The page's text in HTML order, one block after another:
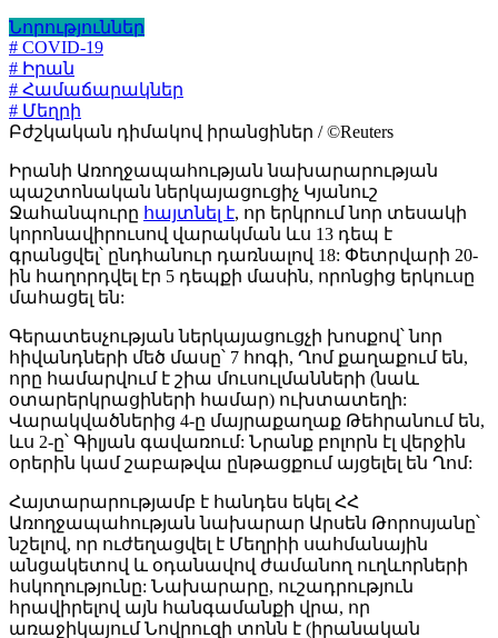
Նորություններ
# COVID-19
# Իրան
# Համաճարակներ
# Մեղրի
Բժշկական դիմակով իրանցիներ / ©Reuters
Իրանի Առողջապահության նախարարության
պաշտոնական ներկայացուցիչ Կյանուշ
Ջահանպուրը հայտնել է, որ երկրում նոր տեսակի
կորոնավիրուսով վարակման ևս 13 դեպ է
գրանցվել՝ ընդհանուր դառնալով 18: Փետրվարի 20-
ին հաղորդվել էր 5 դեպքի մասին, որոնցից երկուսը
մահացել են:
Գերատեսչության ներկայացուցչի խոսքով՝ նոր
հիվանդների մեծ մասը՝ 7 հոգի, Ղոմ քաղաքում են,
որը համարվում է շիա մուսուլմանների (նաև
օտարերկրացիների համար) ուխտատեղի:
Վարակվածներից 4-ը մայրաքաղաք Թեհրանում են,
ևս 2-ը՝ Գիլյան գավառում: Նրանք բոլորն էլ վերջին
օրերին կամ շաբաթվա ընթացքում այցելել են Ղոմ:
Հայտարարությամբ է հանդես եկել ՀՀ
Առողջապահության նախարար Արսեն Թորոսյանը՝
նշելով, որ ուժեղացվել է Մեղրիի սահմանային
անցակետով և օդանավով ժամանող ուղևորների
հսկողությունը: Նախարարը, ուշադրություն
հրավիրելով այն հանգամանքի վրա, որ
առաջիկայում Նովրուզի տոնն է (իրանական